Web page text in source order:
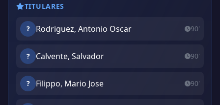
TITULARES
? Rodriguez, Antonio Oscar 90'
? Calvente, Salvador 90'
? Filippo, Mario Jose 90'